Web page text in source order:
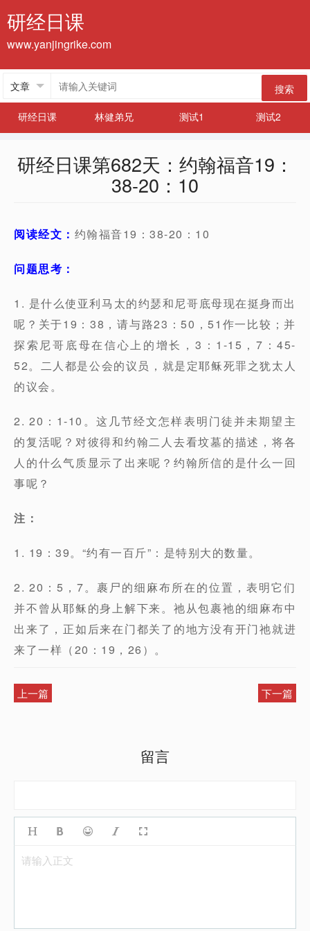
研经日课
www.yanjingrike.com
搜索
研经日课
林健弟兄 测试1 测试2
研经日课第682天：约翰福音19：
38-20：10
阅读经文： 约翰福音19：38-20：10
问题思考：
1. 是什么使亚利马太的约瑟和尼哥底母现在挺身而出
呢？关于19：38，请与路23：50，51作一比较；并
探索尼哥底母在信心上的增长，3：1-15，7：45-
52。二人都是公会的议员，就是定耶稣死罪之犹太人
的议会。
2. 20：1-10。这几节经文怎样表明门徒并未期望主
的复活呢？对彼得和约翰二人去看坟墓的描述，将各
人的什么气质显示了出来呢？约翰所信的是什么一回
事呢？
注：
1. 19：39。“约有一百斤”：是特别大的数量。
2. 20：5，7。裹尸的细麻布所在的位置，表明它们
并不曾从耶稣的身上解下来。祂从包裹祂的细麻布中
出来了，正如后来在门都关了的地方没有开门祂就进
来了一样（20：19，26）。
上一篇 下一篇
留言
请输入正文